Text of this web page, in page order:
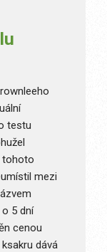
testu
tohoto
mezi
5 dní
cenou
dává